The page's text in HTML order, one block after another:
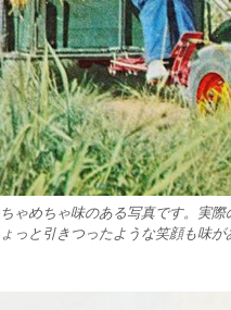
ゃめちゃ味のある写真です。実
っと引きつったような笑顔も味が